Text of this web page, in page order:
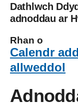
Dathlwch
adnoddau ar
Rhan o
Calendr
allweddol